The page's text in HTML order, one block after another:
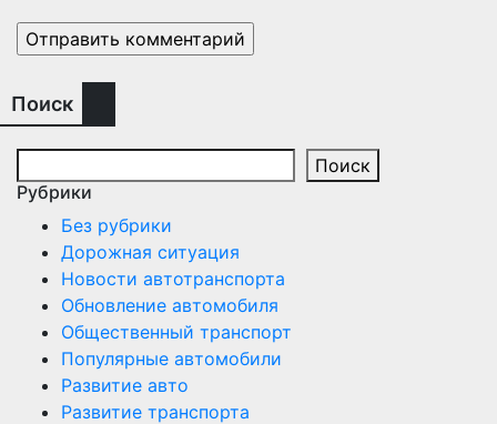
Поиск
Поиск
Рубрики
Без рубрики
Дорожная ситуация
Новости автотранспорта
Обновление автомобиля
Общественный транспорт
Популярные автомобили
Развитие авто
Развитие транспорта